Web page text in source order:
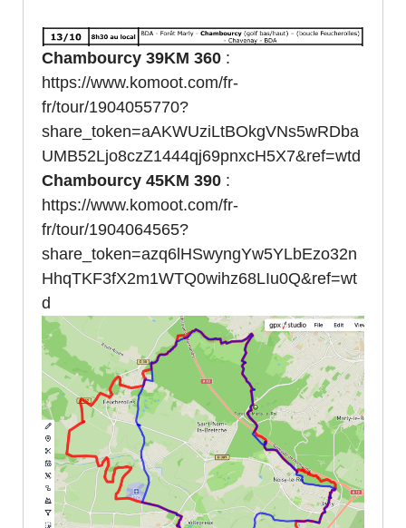
Chambourcy 39KM 360 :
https://www.komoot.com/fr-
fr/tour/1904055770?
share_token=aAKWUziLtBOkgVNs5wRDba
UMB52Ljo8czZ1444qj69pnxcH5X7&ref=wtd
Chambourcy 45KM 390 :
https://www.komoot.com/fr-
fr/tour/1904064565?
share_token=azq6lHSwyngYw5YLbEzo32n
HhqTKF3fX2m1WTQ0wihz68LIu0Q&ref=wt
d